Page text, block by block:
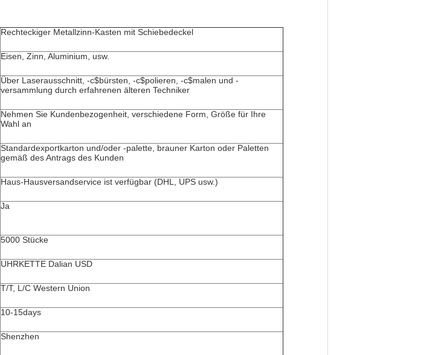
Rechteckiger Metallzinn-Kasten mit Schiebedeckel
Eisen, Zinn, Aluminium, usw.
Über Laserausschnitt, -c$bürsten, -c$polieren, -c$malen und -
versammlung durch erfahrenen älteren Techniker
Nehmen Sie Kundenbezogenheit, verschiedene Form, Größe für Ihre
Wahl an
Standardexportkarton und/oder -palette, brauner Karton oder Paletten
gemäß des Antrags des Kunden
Haus-Hausversandservice ist verfügbar (DHL, UPS usw.)
Ja
5000 Stücke
UHRKETTE Dalian USD
T/T, L/C Western Union
10-15days
Shenzhen